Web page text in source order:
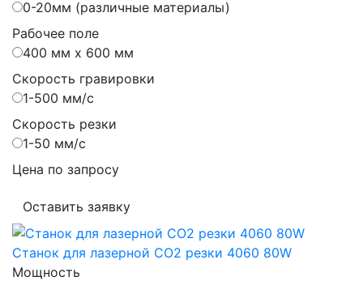
0-20мм (различные материалы)
Рабочее поле
400 мм х 600 мм
Скорость гравировки
1-500 мм/с
Скорость резки
1-50 мм/с
Цена по запросу
Оставить заявку
Станок для лазерной CO2 резки 4060 80W
Мощность